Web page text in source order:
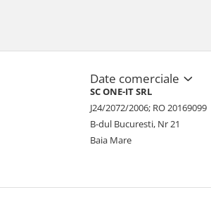
Date comerciale
SC ONE-IT SRL
J24/2072/2006; RO 20169099
B-dul Bucuresti, Nr 21
Baia Mare